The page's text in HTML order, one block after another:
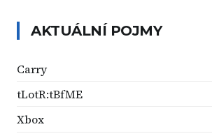
AKTUÁLNÍ POJMY
Carry
tLotR:tBfME
Xbox